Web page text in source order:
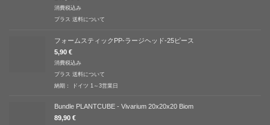
消費税込み
プラス 送料について
フォームスティックPP-ラージヘッド-25ピース
5,90 €
消費税込み
プラス 送料について
納期：
ドイツ 1～3営業日
Bundle PLANTCUBE - Vivarium 20x20x20 Biom
89,90 €